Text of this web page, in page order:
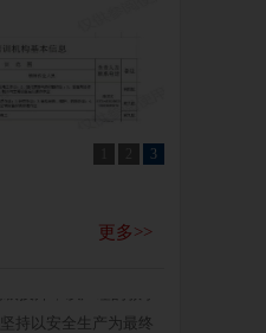
3
更多>>
，以及相......
安全教育培训工作多
严把每一......